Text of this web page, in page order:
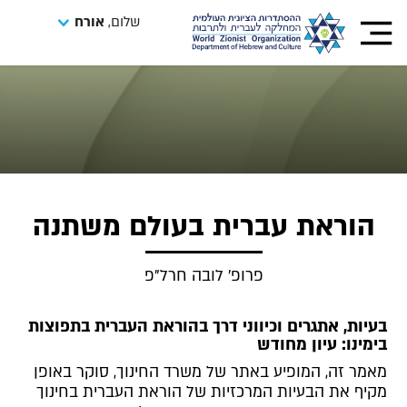
שלום, אורח
הוראת עברית בעולם משתנה
פרופ' לובה חרל"פ
בעיות, אתגרים וכיווני דרך בהוראת העברית בתפוצות
בימינו: עיון מחודש
מאמר זה, המופיע באתר של משרד החינוך, סוקר באופן
מקיף את הבעיות המרכזיות של הוראת העברית בחינוך